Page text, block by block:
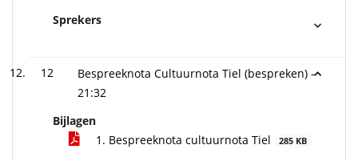
Sprekers
12
Bespreeknota Cultuurnota Tiel (bespreken) -
21:32
Bijlagen
1. Bespreeknota cultuurnota Tiel
285 KB